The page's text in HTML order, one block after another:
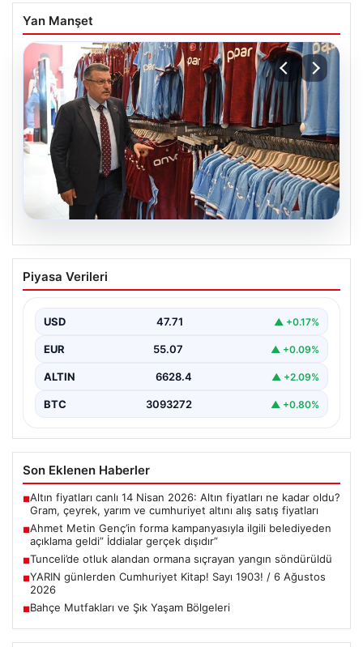
Yan Manşet
06.08.2026
Ahmet Metin Genç’in forma
kampanyasıyla ilgili belediyeden
Piyasa Verileri
USD 47.71 ▲ +0.17%
EUR 55.07 ▲ +0.09%
ALTIN 6628.4 ▲ +2.09%
BTC 3093272 ▲ +0.80%
Son Eklenen Haberler
■Altın fiyatları canlı 14 Nisan 2026: Altın fiyatları ne kadar oldu?
Gram, çeyrek, yarım ve cumhuriyet altını alış satış fiyatları
■Ahmet Metin Genç’in forma kampanyasıyla ilgili belediyeden
açıklama geldi” İddialar gerçek dışıdır”
■Tunceli’de otluk alandan ormana sıçrayan yangın söndürüldü
■YARIN günlerden Cumhuriyet Kitap! Sayı 1903! / 6 Ağustos
2026
■Bahçe Mutfakları ve Şık Yaşam Bölgeleri